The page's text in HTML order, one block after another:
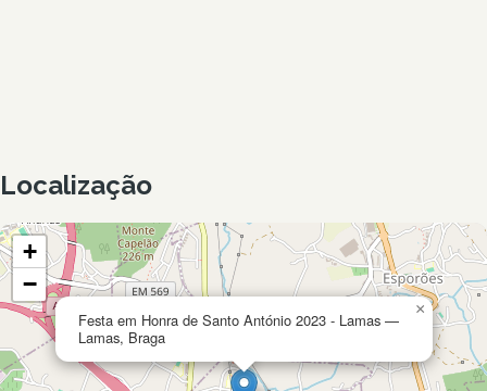
Localização
Festa em Honra de Santo António 2023 - Lamas —
Lamas, Braga
×
+
−